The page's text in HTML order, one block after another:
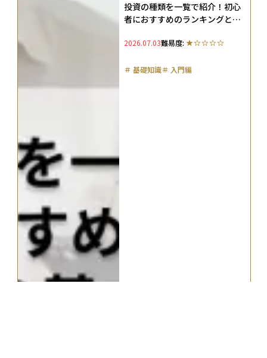
投資の種類を一覧で紹介！初心
者におすすめのランキングと投
2026.07.03難易度:
＃ 基礎知識＃ 入門編